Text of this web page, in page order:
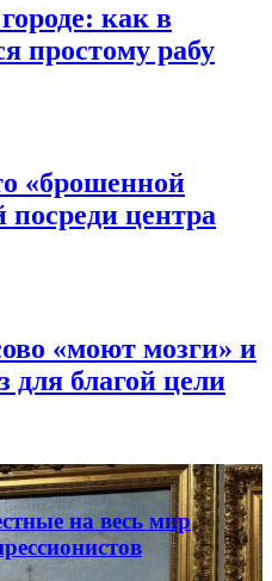
как в
простому рабу
«брошенной
посреди центра
«моют мозги» и
для благой цели
на весь мир